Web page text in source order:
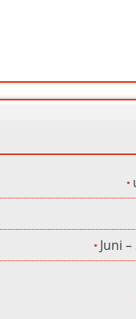
Juni